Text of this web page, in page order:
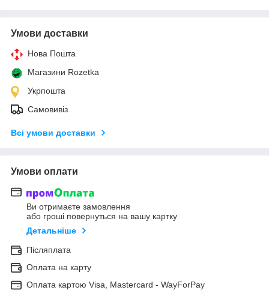
Умови доставки
Нова Пошта
Магазини Rozetka
Укрпошта
Самовивіз
Всі умови доставки
Умови оплати
Ви отримаєте замовлення
або гроші повернуться на вашу картку
Детальніше
Післяплата
Оплата на карту
Оплата картою Visa, Mastercard - WayForPay